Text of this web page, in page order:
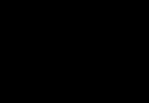
65-67,
Intrarea C,
T, sector 1